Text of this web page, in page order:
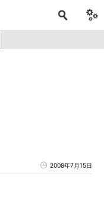
2008年7月15日